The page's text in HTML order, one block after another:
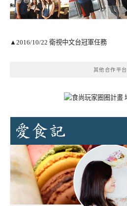
▲2016/10/22 衛視中文台冠軍任務
其他合作平台